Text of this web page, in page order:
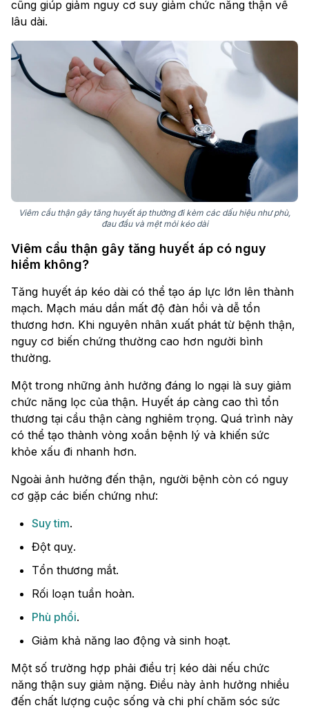
cũng giúp giảm nguy cơ suy giảm chức năng thận về
lâu dài.
Viêm cầu thận gây tăng huyết áp thường đi kèm các dấu hiệu như phù,
đau đầu và mệt mỏi kéo dài
Viêm cầu thận gây tăng huyết áp có nguy
hiểm không?
Tăng huyết áp kéo dài có thể tạo áp lực lớn lên thành
mạch. Mạch máu dần mất độ đàn hồi và dễ tổn
thương hơn. Khi nguyên nhân xuất phát từ bệnh thận,
nguy cơ biến chứng thường cao hơn người bình
thường.
Một trong những ảnh hưởng đáng lo ngại là suy giảm
chức năng lọc của thận. Huyết áp càng cao thì tổn
thương tại cầu thận càng nghiêm trọng. Quá trình này
có thể tạo thành vòng xoắn bệnh lý và khiến sức
khỏe xấu đi nhanh hơn.
Ngoài ảnh hưởng đến thận, người bệnh còn có nguy
cơ gặp các biến chứng như:
Suy tim.
Đột quỵ.
Tổn thương mắt.
Rối loạn tuần hoàn.
Phù phổi.
Giảm khả năng lao động và sinh hoạt.
Một số trường hợp phải điều trị kéo dài nếu chức
năng thận suy giảm nặng. Điều này ảnh hưởng nhiều
đến chất lượng cuộc sống và chi phí chăm sóc sức